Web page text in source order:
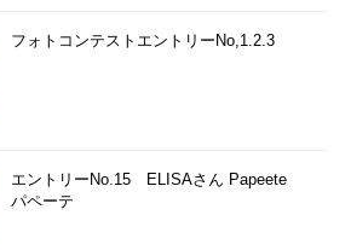
フォトコンテストエントリーNo,1.2.3
エントリーNo.15 ELISAさん Papeete
パペーテ